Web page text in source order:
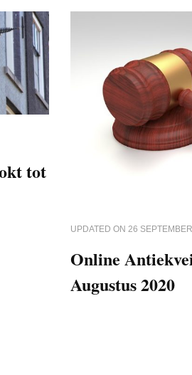
tot
UPDATED ON 26
Online
Augustus 2020